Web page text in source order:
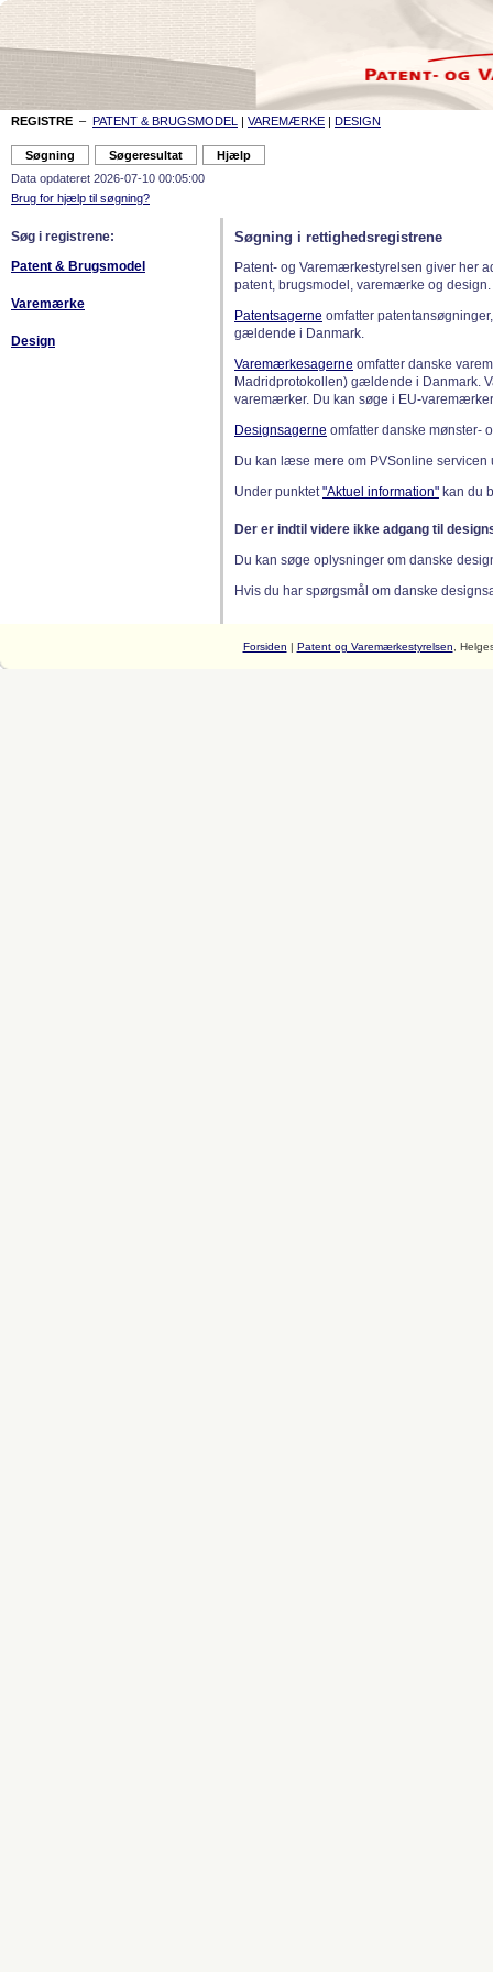
REGISTRE – PATENT & BRUGSMODEL | VAREMÆRKE | DESIGN
Data opdateret 2026-07-10 00:05:00
Brug for hjælp til søgning?
Søg i registrene:
Patent & Brugsmodel
Varemærke
Design
Søgning i rettighedsregistrene
Patent- og Varemærkestyrelsen giver her
patent, brugsmodel, varemærke og design.
Patentsagerne omfatter
gældende i Danmark.
Varemærkesagerne omfatter danske
Madridprotokollen) gældende i Danmark.
varemærker. Du kan søge i EU-
Designsagerne omfatter danske mønster-
Du kan læse mere om PVSonline
Under punktet"Aktuel information" kan du
Der er indtil videre ikke adgang til
Du kan søge oplysninger om danske
Hvis du har spørgsmål om danske
Forsiden | Patent og Varemærkestyrelsen ,